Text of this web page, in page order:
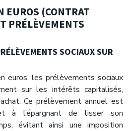
EUROS (CONTRAT
PRÉLÈVEMENTS
SOCIAUX SUR
euros, les prélèvements sociaux
sur les intérêts capitalisés,
Ce prélèvement annuel est
à l’épargnant de lisser son
évitant ainsi une imposition